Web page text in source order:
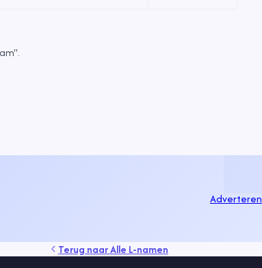
Adverteren
Terug naarAlle L-namen